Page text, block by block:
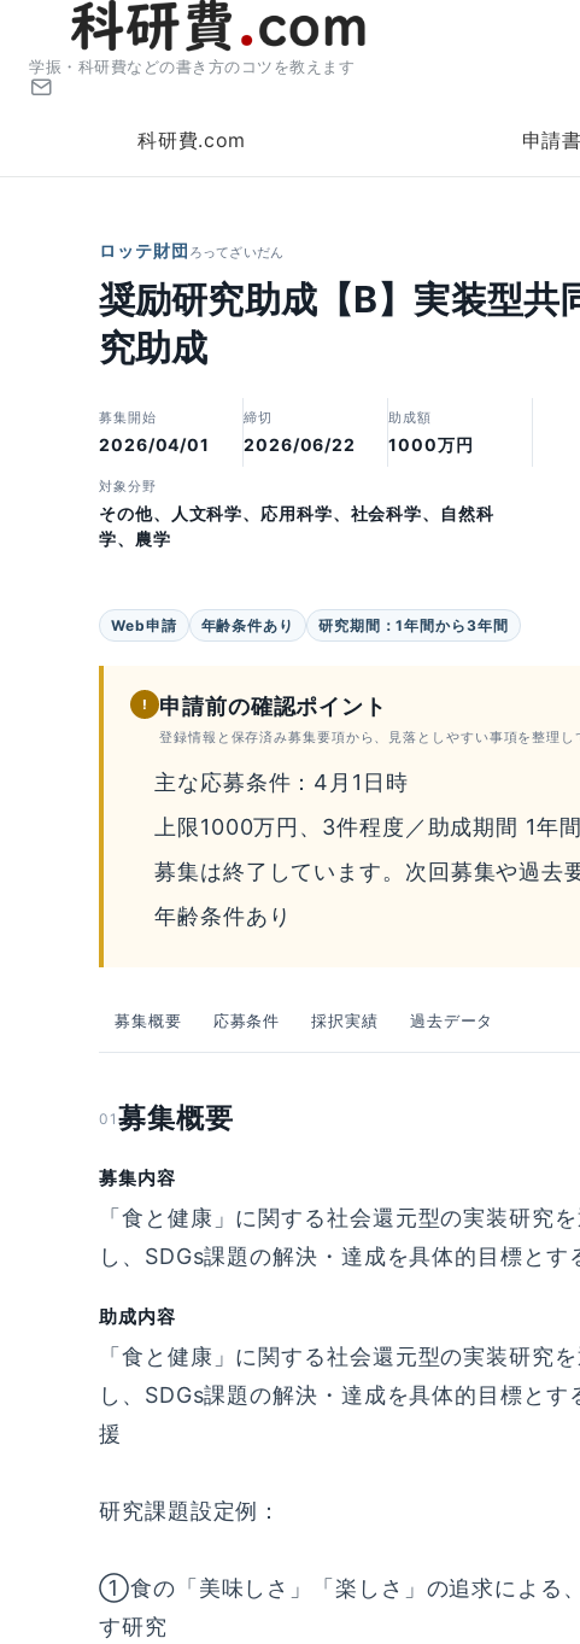
学振・科研費などの書き方のコツを教えます
科研費.com 申請
ロッテ財団 ろってざいだん
奨励研究助成【B】実装型共
究助成
募集開始
2026/04/01
締切
2026/06/22
助成額
1000万円
対象分野
その他、人文科学、応用科学、社会科学、自然科
学、農学
Web申請 年齢条件あり 研究期間：1年間から3年間
! 申請前の確認ポイント
登録情報と保存済み募集要項から、見落としやすい事項を整理
主な応募条件：4月1日時
上限1000万円、3件程度／助成期間 1年
募集は終了しています。次回募集や過去
年齢条件あり
募集概要 応募条件 採択実績 過去データ
01 募集概要
募集内容
「食と健康」に関する社会還元型の実装研究
し、SDGs課題の解決・達成を具体的目標と
助成内容
「食と健康」に関する社会還元型の実装研究
し、SDGs課題の解決・達成を具体的目標と
援
研究課題設定例：
①食の「美味しさ」「楽しさ」の追求による
す研究